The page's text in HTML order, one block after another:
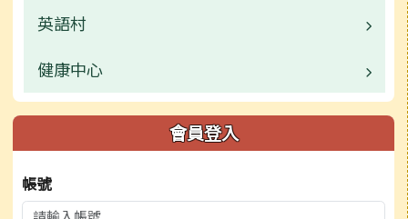
榮譽榜
行事曆
檔案下載
活動相簿
榮譽榜
行事曆
檔案下載
常用連結
活動相簿
榮譽榜
行事曆
檔案下載
校園公告
常用連結
行事曆
檔案下載
校園公告
業務職掌
常用連結
檔案下載
行事曆
英語村
校園公告
業務職掌
行事曆
健康中心
校園公告
行事曆
會員登入
帳號